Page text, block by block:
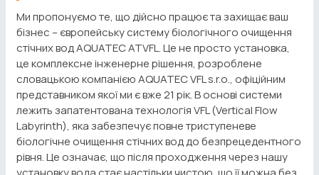
Ми пропонуємо те, що дійсно працює та захищає ваш
бізнес – європейську систему біологічного очищення
стічних вод AQUATEC ATVFL. Це не просто установка,
це комплексне інженерне рішення, розроблене
словацькою компанією AQUATEC VFL s.r.o., офіційним
представником якої ми є вже 21 рік. В основі системи
лежить запатентована технологія VFL (Vertical Flow
Labyrinth), яка забезпечує повне триступеневе
біологічне очищення стічних вод до безпрецедентного
рівня. Це означає, що після проходження через нашу